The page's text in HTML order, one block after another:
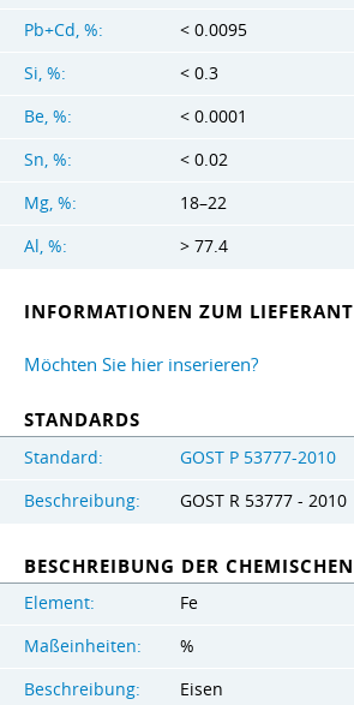
Pb+Cd, %:
< 0.0095
Si, %:
< 0.3
Be, %:
< 0.0001
Sn, %:
< 0.02
Mg, %:
18–22
Al, %:
> 77.4
INFORMATIONEN ZUM
Möchten Sie hier inserieren?
STANDARDS
Standard:
GOST Р 53777-2010
Beschreibung:
GOST R 53777 - 2010
BESCHREIBUNG DER
Element:
Fe
Maßeinheiten:
%
Beschreibung:
Eisen